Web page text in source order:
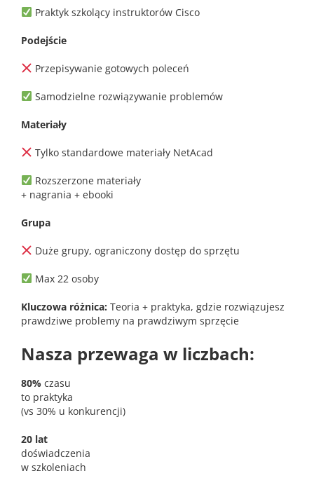
Praktyk szkolący instruktorów Cisco
Podejście
Przepisywanie gotowych poleceń
Samodzielne rozwiązywanie problemów
Materiały
Tylko standardowe materiały NetAcad
Rozszerzone materiały
+ nagrania + ebooki
Grupa
Duże grupy, ograniczony dostęp do sprzętu
Max 22 osoby
Kluczowa różnica: Teoria + praktyka, gdzie rozwiązujesz
prawdziwe problemy na prawdziwym sprzęcie
Nasza przewaga w liczbach:
80% czasu
to praktyka
(vs 30% u konkurencji)
20 lat
doświadczenia
w szkoleniach